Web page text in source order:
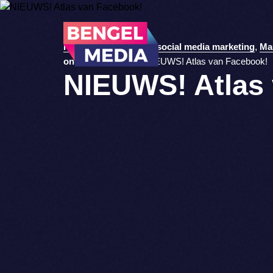
Home>social media, social media marketing,
online marketing>NIEUWS! Atlas van Facebook!
NIEUWS!